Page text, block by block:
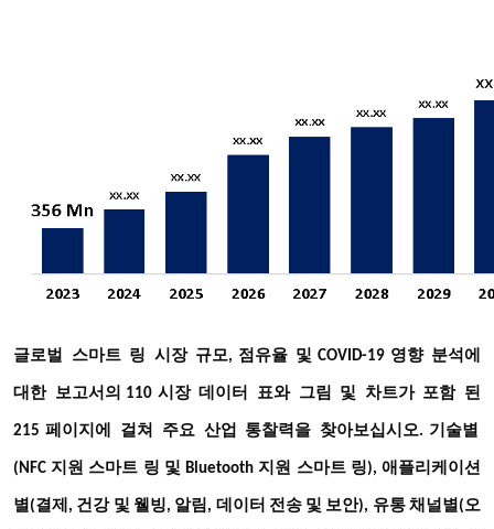
글로벌 스마트 링 시장 규모 , 점유율 및 COVID-19 영향 분석에
대한 보고서의 110 시장 데이터 표와 그림 및 차트가 포함 된
215 페이지에 걸쳐 주요 산업 통찰력을 찾아보십시오 . 기술별
(NFC 지원 스마트 링 및 Bluetooth 지원 스마트 링), 애플리케이션
별(결제, 건강 및 웰빙, 알림, 데이터 전송 및 보안), 유통 채널별(오